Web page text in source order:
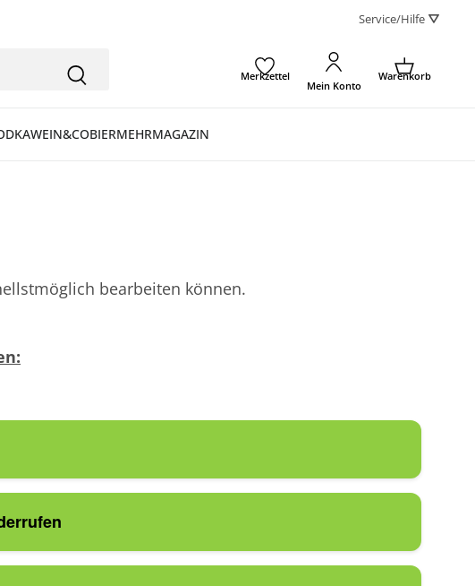
Service/Hilfe ⛛
Merkzettel
Mein Konto
Warenkorb
WEIN&COBIERMEHRMAGAZIN
bearbeiten können.